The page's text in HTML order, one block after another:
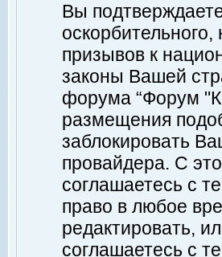
Вы
призывов к
законы Вашей
форума “Форум
размещения
заблокировать
провайдера. С
соглашаетесь с
право в любое
редактировать,
соглашаетесь с